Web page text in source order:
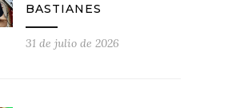
BASTIANES
31 de julio de 2026